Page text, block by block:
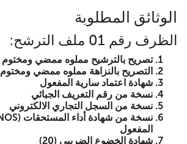
الظرف رقم 01 ملف الترشح:
تصريح بالترشيح مملوه ممضي ومختوم
التصريح بالنزاهة مملوه ممضي ومختوم
شهادة اعتماد سارية المفعول
نسخة من رقم التعريف الجبائي
نسخة من السجل التجاري الالكتروني
المفعول
شهادة الخضوع الضريبي (20)
الظرف رقم 02 العرض الثاني:
الوثائق المطلوبة
الظرف رقم 01 ملف الترشح:
تصريح بالترشيح مملوه ممضي ومختوم
التصريح بالنزاهة مملوه ممضي ومختوم
شهادة اعتماد سارية المفعول
نسخة من رقم التعريف الجبائي
نسخة من السجل التجاري الالكتروني
المفعول
شهادة الخضوع الضريبي (20)